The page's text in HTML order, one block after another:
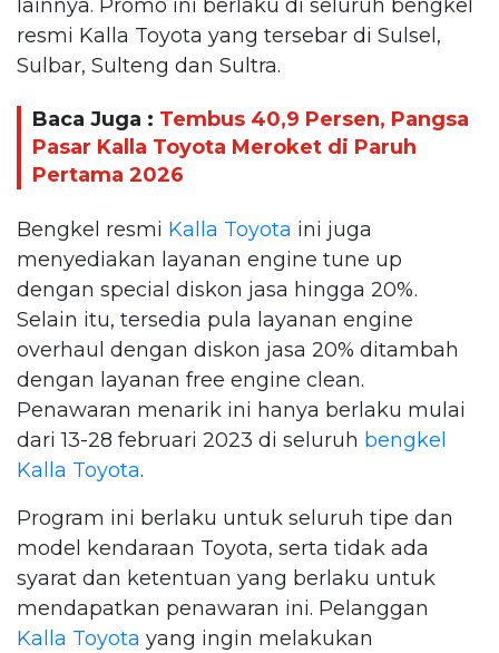
lainnya. Promo ini berlaku di seluruh bengkel
resmi Kalla Toyota yang tersebar di Sulsel,
Sulbar, Sulteng dan Sultra.
Baca Juga : Tembus 40,9 Persen, Pangsa
Pasar Kalla Toyota Meroket di Paruh
Pertama 2026
Bengkel resmi Kalla Toyota ini juga
menyediakan layanan engine tune up
dengan special diskon jasa hingga 20%.
Selain itu, tersedia pula layanan engine
overhaul dengan diskon jasa 20% ditambah
dengan layanan free engine clean.
Penawaran menarik ini hanya berlaku mulai
dari 13-28 februari 2023 di seluruh bengkel
Kalla Toyota.
Program ini berlaku untuk seluruh tipe dan
model kendaraan Toyota, serta tidak ada
syarat dan ketentuan yang berlaku untuk
mendapatkan penawaran ini. Pelanggan
Kalla Toyota yang ingin melakukan